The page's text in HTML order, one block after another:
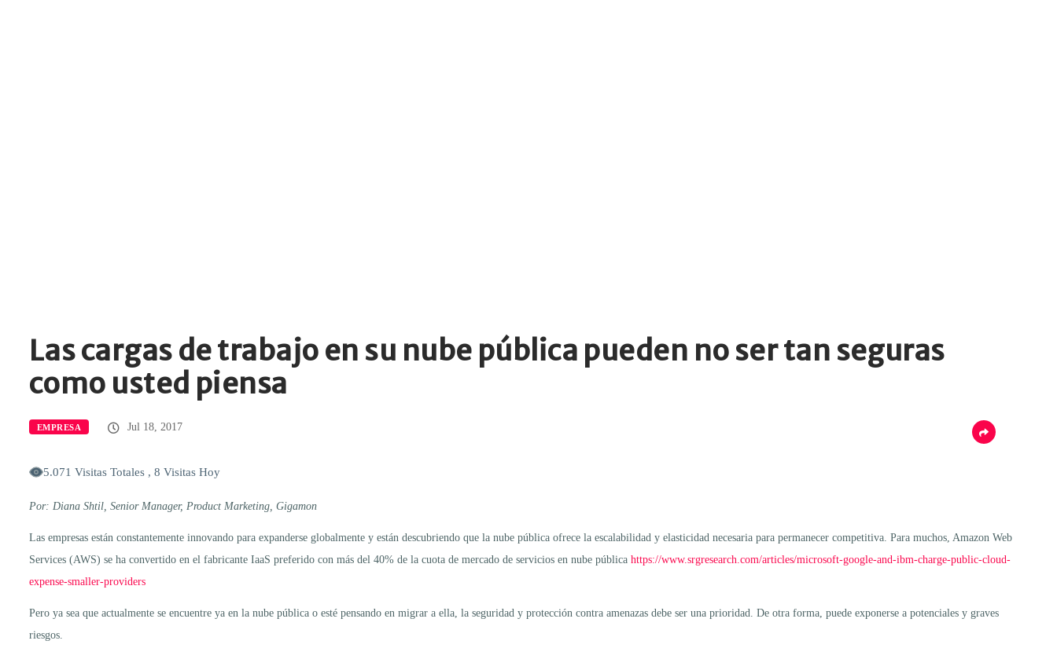
Las cargas de trabajo en su nube pública pueden no ser tan seguras
como usted piensa
EMPRESA Jul 18, 2017
5.071 Visitas Totales , 8 Visitas Hoy
Por: Diana Shtil, Senior Manager, Product Marketing, Gigamon
Las empresas están constantemente innovando para expanderse globalmente y están descubriendo que la nube pública ofrece la escalabilidad y elasticidad necesaria para permanecer competitiva. Para muchos, Amazon Web
Services (AWS) se ha convertido en el fabricante IaaS preferido con más del 40% de la cuota de mercado de servicios en nube pública https://www.srgresearch.com/articles/microsoft-google-and-ibm-charge-public-cloud-
expense-smaller-providers
Pero ya sea que actualmente se encuentre ya en la nube pública o esté pensando en migrar a ella, la seguridad y protección contra amenazas debe ser una prioridad. De otra forma, puede exponerse a potenciales y graves
riesgos.